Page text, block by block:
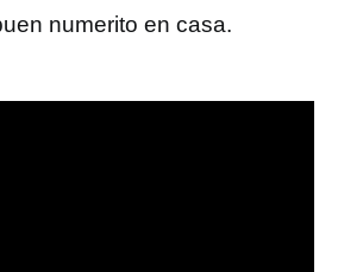
numerito en casa.